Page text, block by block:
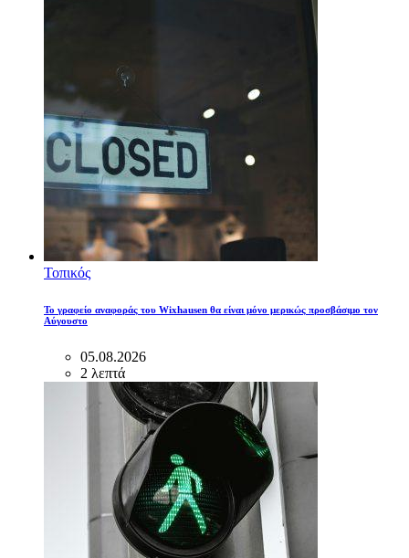
Τοπικός
Το γραφείο αναφοράς του Wixhausen θα είναι μόνο μερικώς προσβάσιμο τον
Αύγουστο
05.08.2026
2 λεπτά